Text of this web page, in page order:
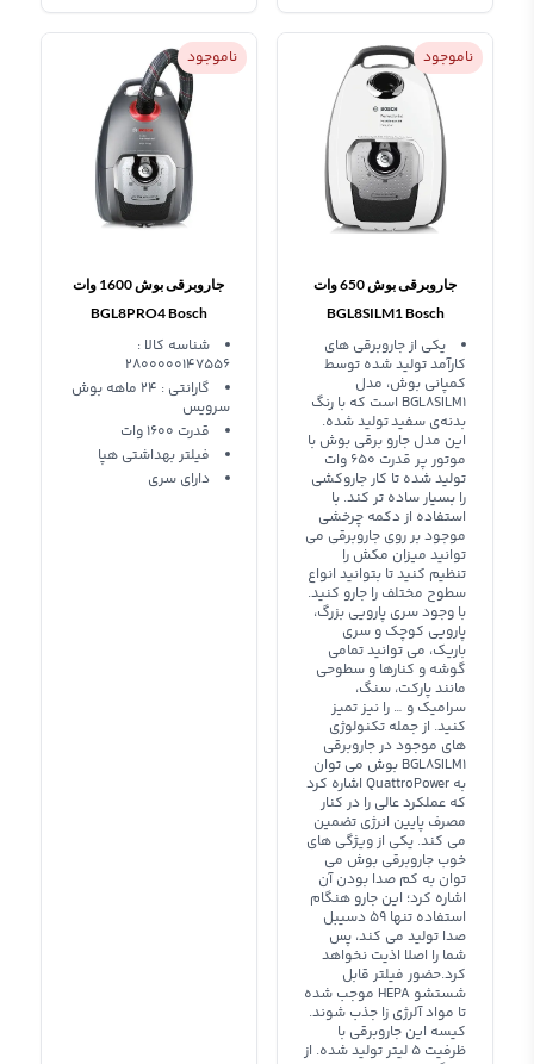
ناموجود
جاروبرقی بوش 650 وات
BGL8SILM1 Bosch
Vacuum Cleaner
یکی از جاروبرقی های
کارآمد تولید شده توسط
کمپانی بوش، مدل
BGL8SILM1 است که با رنگ
بدنه‌ی سفید تولید شده.
این مدل جارو برقی بوش با
موتور پر قدرت 650 وات
تولید شده تا کار جاروکشی
را بسیار ساده تر کند. با
استفاده از دکمه چرخشی
موجود بر روی جاروبرقی می
توانید میزان مکش را
تنظیم کنید تا بتوانید انواع
سطوح مختلف را جارو کنید.
با وجود سری پارویی بزرگ،
پارویی کوچک و سری
باریک، می توانید تمامی
گوشه و کنارها و سطوحی
مانند پارکت، سنگ،
سرامیک و … را نیز تمیز
کنید. از جمله تکنولوژی
های موجود در جاروبرقی
BGL8SILM1 بوش می توان
به QuattroPower اشاره کرد
که عملکرد عالی را در کنار
مصرف پایین انرژی تضمین
می کند. یکی از ویژگی های
خوب جاروبرقی بوش می
توان به کم صدا بودن آن
اشاره کرد؛ این جارو هنگام
استفاده تنها 59 دسیبل
صدا تولید می کند، پس
شما را اصلا اذیت نخواهد
کرد.حضور فیلتر قابل
شستشو HEPA موجب شده
تا مواد آلرژی زا جذب شوند.
کیسه این جاروبرقی با
ظرفیت 5 لیتر تولید شده. از
ناموجود
جاروبرقی بوش 1600 وات
BGL8PRO4 Bosch
شناسه کالا :
2800000147556
گارانتی : ۲۴ ماهه بوش
سرویس
قدرت 1600 وات
فیلتر بهداشتی هپا
دارای سری